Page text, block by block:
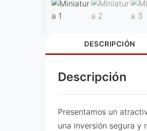
DESCRIPCIÓN
Descripción
Presentamos un
una inversión segura y